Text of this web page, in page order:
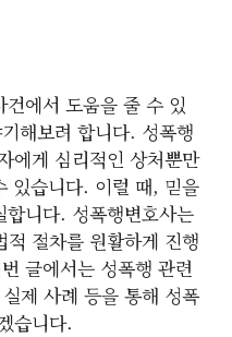
에서 도움을 줄 수 있
해보려 합니다. 성폭행
에게 심리적인 상처뿐만
있습니다. 이럴 때, 믿을
니다. 성폭행변호사는
절차를 원활하게 진행
글에서는 성폭행 관련
제 사례 등을 통해 성폭
습니다.